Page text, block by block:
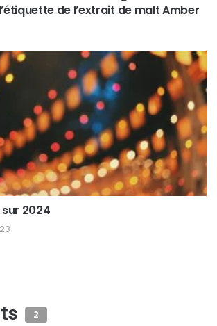
de l’extrait de malt Amber
2024
2